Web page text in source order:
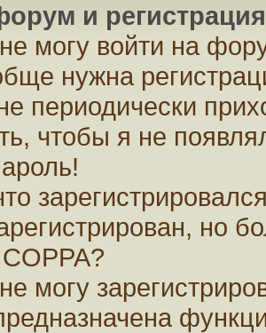
и регистрация
могу войти на
нужна
периодически
чтобы я не
но
могу